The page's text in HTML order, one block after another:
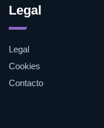
Legal
Legal
Cookies
Contacto